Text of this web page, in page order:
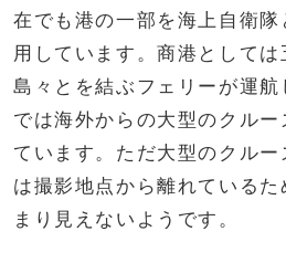
在でも港の一部を海上自衛
用しています。商港として
島々とを結ぶフェリーが運
では海外からの大型のクル
ています。ただ大型のクル
は撮影地点から離れている
まり見えないようです。